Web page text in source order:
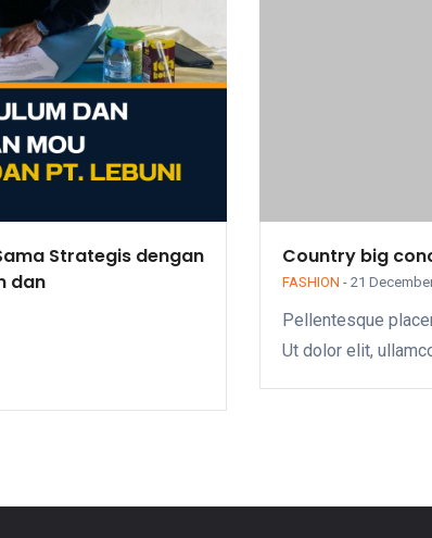
Strategis dengan
dan
Country big
FASHION - 21
Pellentesque
Ut dolor elit,